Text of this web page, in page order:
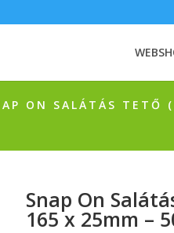
ON SALÁTÁS
Snap On
165 x 25mm –